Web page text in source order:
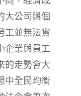
大公司與個
工並無法實
企業與員工
的走勢會大
中全民均衡